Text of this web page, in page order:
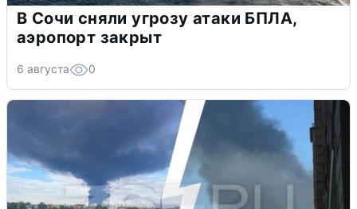
В Сочи сняли угрозу атаки БПЛА,
аэропорт закрыт
6 августа 0